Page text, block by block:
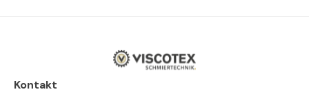
Kontakt